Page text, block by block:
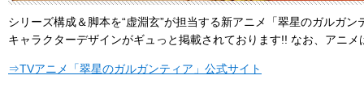
シリーズ構成＆脚本を“虚淵玄”が担当する新アニメ「翠星のガルガ
キャラクターデザインがギュっと掲載されております!! なお、アニ
⇒TVアニメ「翠星のガルガンティア」公式サイト